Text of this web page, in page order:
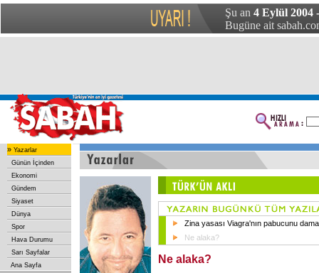
Şu an 4 Eylül 2004
Bugüne ait
» Yazarlar
Günün İçinden
Ekonomi
Gündem
Siyaset
Dünya
Spor
Hava Durumu
Sarı Sayfalar
Ana Sayfa
Zina yasası Viagra'nın pabucunu
Ne alaka?
Ne alaka?